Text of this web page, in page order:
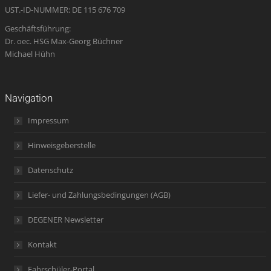
UST.-ID-NUMMER: DE 115 676 709
Geschäftsführung:
Dr. oec. HSG Max-Georg Büchner
Michael Hühn
Navigation
Impressum
Hinweisgeberstelle
Datenschutz
Liefer- und Zahlungsbedingungen (AGB)
DEGENER Newsletter
Kontakt